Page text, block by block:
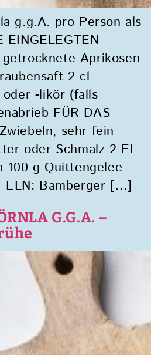
g.g.A. pro Person als
EINGELEGTEN
Aprikosen
2 cl
oder -likör (falls
FÜR DAS
sehr fein
oder Schmalz 2 EL
100 g Quittengelee
Bamberger […]
G.G.A. –